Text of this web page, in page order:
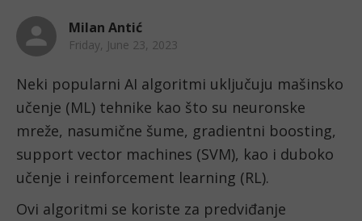
Milan Antić
Friday, June 23, 2023
Neki popularni AI algoritmi uključuju mašinsko
učenje (ML) tehnike kao što su neuronske
mreže, nasumične šume, gradientni boosting,
support vector machines (SVM), kao i duboko
učenje i reinforcement learning (RL).
Ovi algoritmi se koriste za predviđanje